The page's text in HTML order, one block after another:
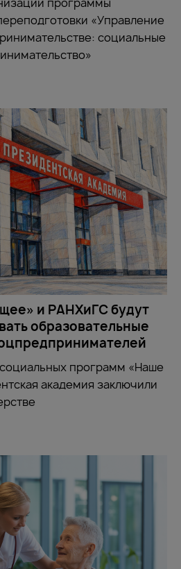
«Управление
социальные
и РАНХиГС будут
образовательные
программ «Наше
академия заключили